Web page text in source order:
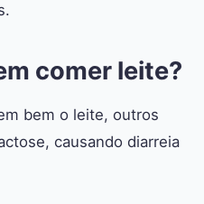
comer leite?
bem o leite, outros
causando diarreia